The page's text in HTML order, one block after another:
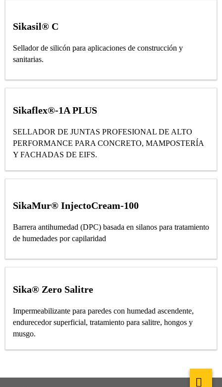
Sikasil® C
Sellador de silicón para aplicaciones de construcción y
sanitarias.
Sikaflex®-1A PLUS
SELLADOR DE JUNTAS PROFESIONAL DE ALTO
PERFORMANCE PARA CONCRETO, MAMPOSTERÍA
Y FACHADAS DE EIFS.
SikaMur® InjectoCream-100
Barrera antihumedad (DPC) basada en silanos para tratamiento
de humedades por capilaridad
Sika® Zero Salitre
Impermeabilizante para paredes con humedad ascendente,
endurecedor superficial, tratamiento para salitre, hongos y
musgo.